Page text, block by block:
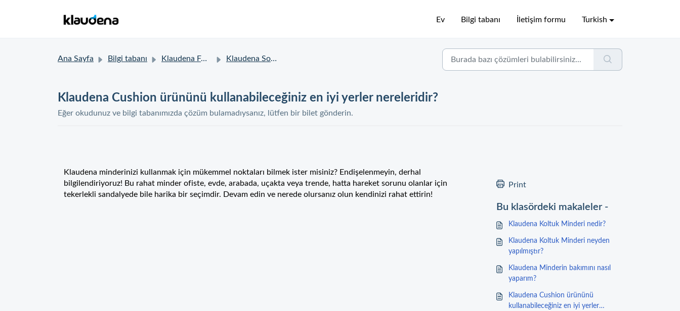
Ev Bilgi tabanı İletişim formu Turkish
Ana Sayfa Bilgi tabanı Klaudena FAQ Klaudena Soruları
Klaudena Cushion ürününü kullanabileceğiniz en iyi yerler nereleridir?
Eğer okudunuz ve bilgi tabanımızda çözüm bulamadıysanız, lütfen bir bilet gönderin.
Klaudena minderinizi kullanmak için mükemmel noktaları bilmek ister misiniz? Endişelenmeyin, derhal
bilgilendiriyoruz! Bu rahat minder ofiste, evde, arabada, uçakta veya trende, hatta hareket sorunu olanlar için
tekerlekli sandalyede bile harika bir seçimdir. Devam edin ve nerede olursanız olun kendinizi rahat ettirin!
Print
Bu klasördeki makaleler -
Klaudena Koltuk Minderi nedir?
Klaudena Koltuk Minderi neyden
yapılmıştır?
Klaudena Minderin bakımını nasıl
yaparım?
Klaudena Cushion ürününü
kullanabileceğiniz en iyi yerler